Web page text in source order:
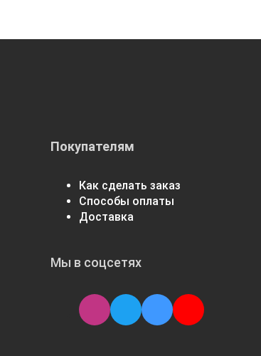
Покупателям
Как сделать заказ
Способы оплаты
Доставка
Мы в соцсетях